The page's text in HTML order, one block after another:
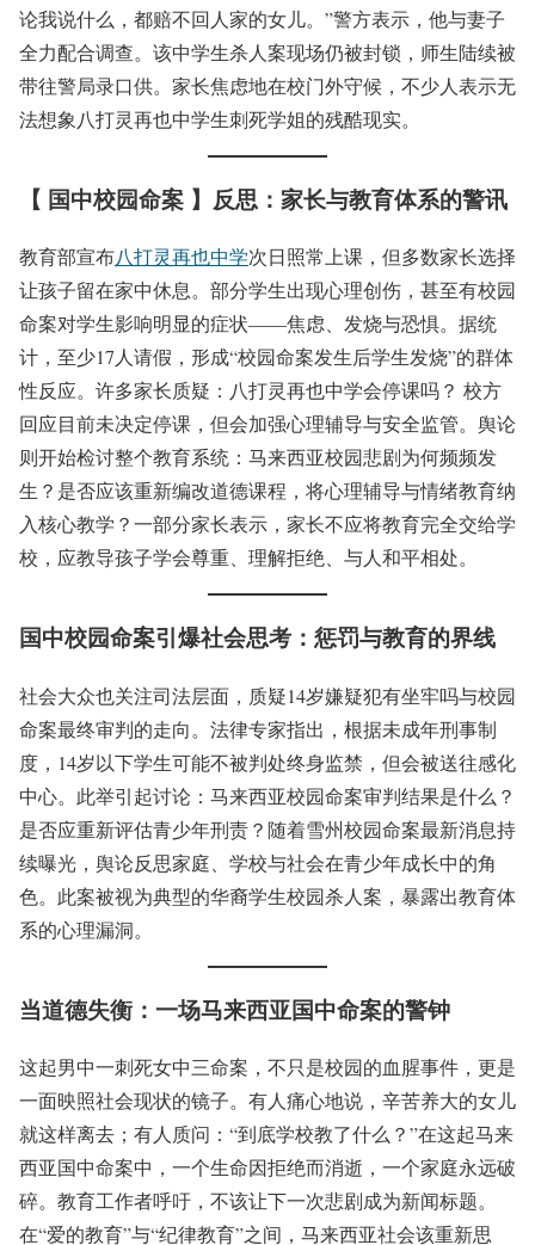
论我说什么，都赔不回人家的女儿。”警方表示，他与妻子
全力配合调查。该中学生杀人案现场仍被封锁，师生陆续被
带往警局录口供。家长焦虑地在校门外守候，不少人表示无
法想象八打灵再也中学生刺死学姐的残酷现实。
【 国中校园命案 】反思：家长与教育体系的警讯
教育部宣布八打灵再也中学次日照常上课，但多数家长选择
让孩子留在家中休息。部分学生出现心理创伤，甚至有校园
命案对学生影响明显的症状——焦虑、发烧与恐惧。据统
计，至少17人请假，形成“校园命案发生后学生发烧”的群体
性反应。许多家长质疑：八打灵再也中学会停课吗？ 校方
回应目前未决定停课，但会加强心理辅导与安全监管。舆论
则开始检讨整个教育系统：马来西亚校园悲剧为何频频发
生？是否应该重新编改道德课程，将心理辅导与情绪教育纳
入核心教学？一部分家长表示，家长不应将教育完全交给学
校，应教导孩子学会尊重、理解拒绝、与人和平相处。
国中校园命案引爆社会思考：惩罚与教育的界线
社会大众也关注司法层面，质疑14岁嫌疑犯有坐牢吗与校园
命案最终审判的走向。法律专家指出，根据未成年刑事制
度，14岁以下学生可能不被判处终身监禁，但会被送往感化
中心。此举引起讨论：马来西亚校园命案审判结果是什么？
是否应重新评估青少年刑责？随着雪州校园命案最新消息持
续曝光，舆论反思家庭、学校与社会在青少年成长中的角
色。此案被视为典型的华裔学生校园杀人案，暴露出教育体
系的心理漏洞。
当道德失衡：一场马来西亚国中命案的警钟
这起男中一刺死女中三命案，不只是校园的血腥事件，更是
一面映照社会现状的镜子。有人痛心地说，辛苦养大的女儿
就这样离去；有人质问：“到底学校教了什么？”在这起马来
西亚国中命案中，一个生命因拒绝而消逝，一个家庭永远破
碎。教育工作者呼吁，不该让下一次悲剧成为新闻标题。
在“爱的教育”与“纪律教育”之间，马来西亚社会该重新思